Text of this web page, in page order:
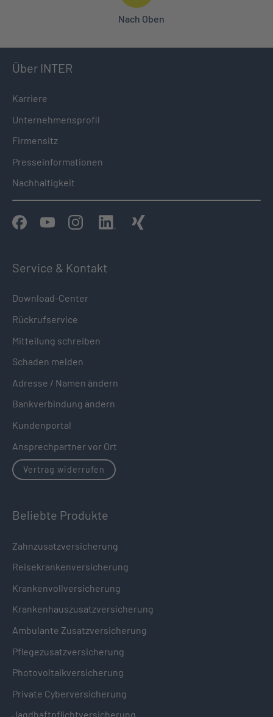
Nach Oben
Über INTER
Karriere
Unternehmensprofil
Firmensitz
Presseinformationen
Nachhaltigkeit
Service & Kontakt
Download-Center
Rückrufservice
Mitteilung schreiben
Schaden melden
Adresse / Namen ändern
Bankverbindung ändern
Kundenportal
Ansprechpartner vor Ort
Vertrag widerrufen
Beliebte Produkte
Zahnzusatzversicherung
Reisekrankenversicherung
Krankenvollversicherung
Krankenhauszusatzversicherung
Ambulante Zusatzversicherung
Pflegezusatzversicherung
Photovoltaikversicherung
Private Cyberversicherung
Jagdhaftpflichtversicherung